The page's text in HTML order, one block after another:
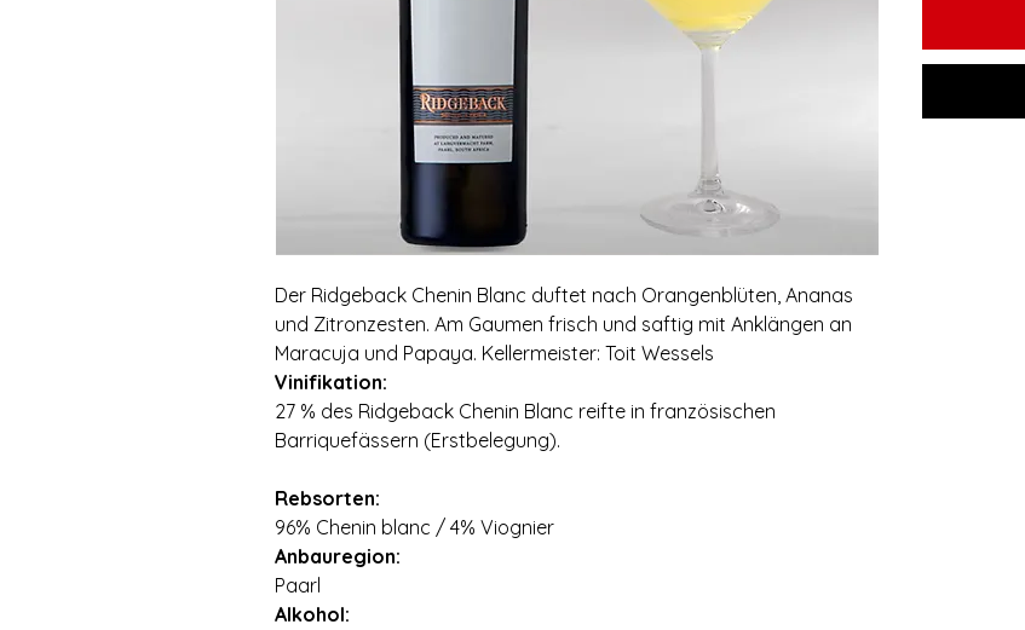
Der Ridgeback Chenin Blanc duftet nach Orangenblüten‚ Ananas
und Zitronzesten. Am Gaumen frisch und saftig mit Anklängen an
Maracuja und Papaya. Kellermeister: Toit Wessels
Vinifikation:
27 % des Ridgeback Chenin Blanc reifte in französischen
Barriquefässern (Erstbelegung).
Rebsorten:
96% Chenin blanc / 4% Viognier
Anbauregion:
Paarl
Alkohol: